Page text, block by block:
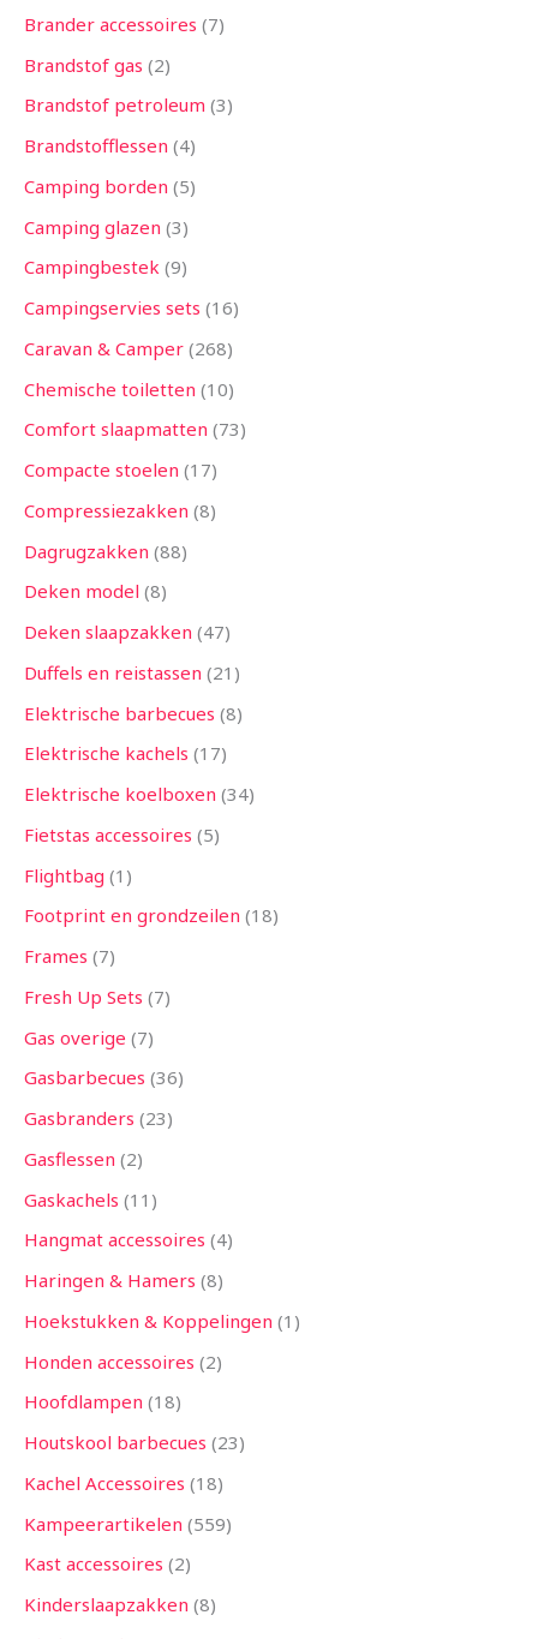
Brander accessoires 7
Brandstof gas 2
Brandstof petroleum 3
Brandstofflessen 4
Camping borden 5
Camping glazen 3
Campingbestek 9
Campingservies sets 16
Caravan & Camper 268
Chemische toiletten 10
Comfort slaapmatten 73
Compacte stoelen 17
Compressiezakken 8
Dagrugzakken 88
Deken model 8
Deken slaapzakken 47
Duffels en reistassen 21
Elektrische barbecues 8
Elektrische kachels 17
Elektrische koelboxen 34
Fietstas accessoires 5
Flightbag 1
Footprint en grondzeilen 18
Frames 7
Fresh Up Sets 7
Gas overige 7
Gasbarbecues 36
Gasbranders 23
Gasflessen 2
Gaskachels 11
Hangmat accessoires 4
Haringen & Hamers 8
Hoekstukken & Koppelingen 1
Honden accessoires 2
Hoofdlampen 18
Houtskool barbecues 23
Kachel Accessoires 18
Kampeerartikelen 559
Kast accessoires 2
Kinderslaapzakken 8